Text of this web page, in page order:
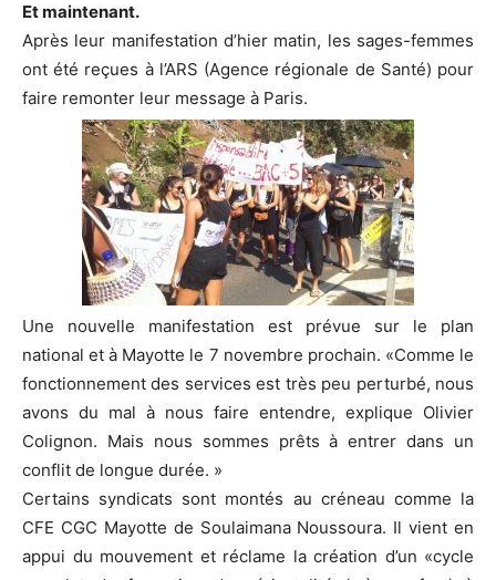
Et maintenant.
Après leur manifestation d’hier matin, les sages-femmes
ont été reçues à l’ARS (Agence régionale de Santé) pour
faire remonter leur message à Paris.
Une nouvelle manifestation est prévue sur le plan
national et à Mayotte le 7 novembre prochain. «Comme le
fonctionnement des services est très peu perturbé, nous
avons du mal à nous faire entendre, explique Olivier
Colignon. Mais nous sommes prêts à entrer dans un
conflit de longue durée. »
Certains syndicats sont montés au créneau comme la
CFE CGC Mayotte de Soulaimana Noussoura. Il vient en
appui du mouvement et réclame la création d’un «cycle